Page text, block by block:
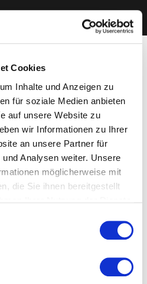
Cookies
Inhalte und Anzeigen zu
für soziale Medien anbieten
auf unsere Website zu
wir Informationen zu Ihrer
an unsere Partner für
Analysen weiter. Unsere
möglicherweise mit
die Sie ihnen bereitgestellt
Webseite weiterhin nutzen.